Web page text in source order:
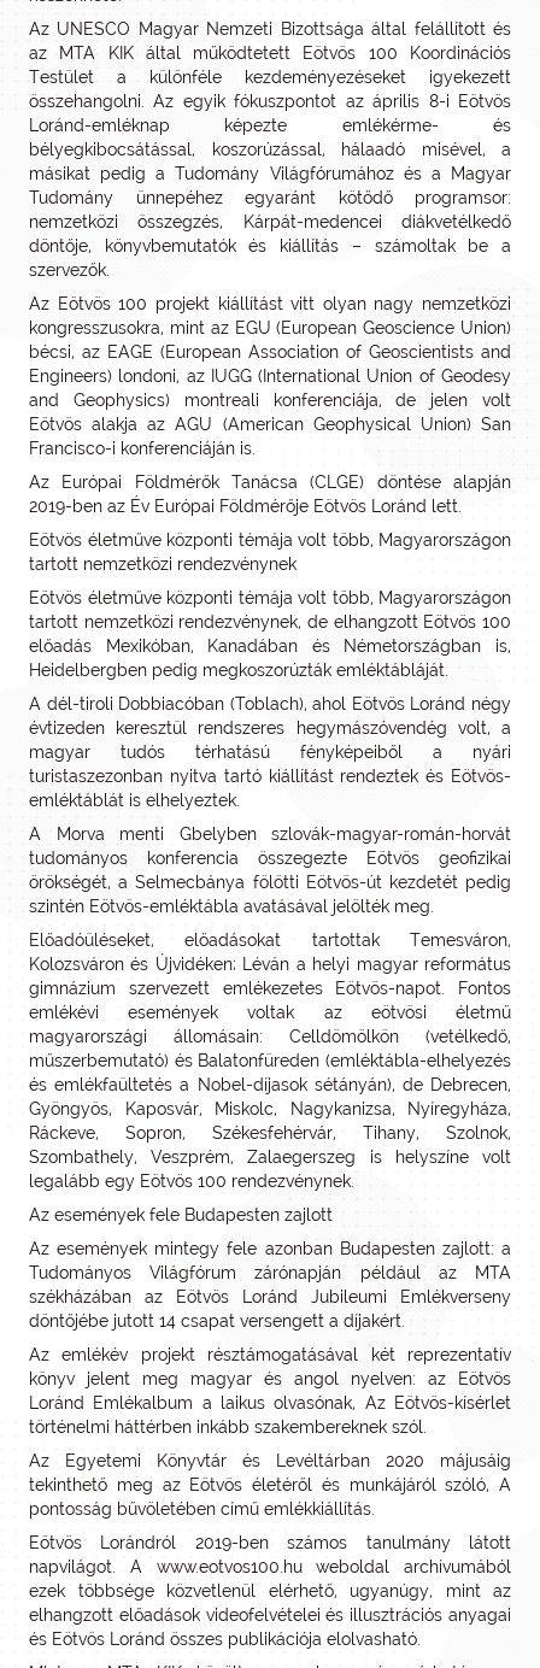
Az UNESCO Magyar Nemzeti Bizottsága által felállított és
az MTA KIK által működtetett Eötvös 100 Koordinációs
Testület a különféle kezdeményezéseket igyekezett
összehangolni. Az egyik fókuszpontot az április 8-i Eötvös
Loránd-emléknap képezte emlékérme- és
bélyegkibocsátással, koszorúzással, hálaadó misével, a
másikat pedig a Tudomány Világfórumához és a Magyar
Tudomány ünnepéhez egyaránt kötődő programsor:
nemzetközi összegzés, Kárpát-medencei diákvetélkedő
döntője, könyvbemutatók és kiállítás – számoltak be a
szervezők.
Az Eötvös 100 projekt kiállítást vitt olyan nagy nemzetközi
kongresszusokra, mint az EGU (European Geoscience Union)
bécsi, az EAGE (European Association of Geoscientists and
Engineers) londoni, az IUGG (International Union of Geodesy
and Geophysics) montreali konferenciája, de jelen volt
Eötvös alakja az AGU (American Geophysical Union) San
Francisco-i konferenciáján is.
Az Európai Földmérők Tanácsa (CLGE) döntése alapján
2019-ben az Év Európai Földmérője Eötvös Loránd lett.
Eötvös életműve központi témája volt több, Magyarországon
tartott nemzetközi rendezvénynek
Eötvös életműve központi témája volt több, Magyarországon
tartott nemzetközi rendezvénynek, de elhangzott Eötvös 100
előadás Mexikóban, Kanadában és Németországban is,
Heidelbergben pedig megkoszorúzták emléktábláját.
A dél-tiroli Dobbiacóban (Toblach), ahol Eötvös Loránd négy
évtizeden keresztül rendszeres hegymászóvendég volt, a
magyar tudós térhatású fényképeiből a nyári
turistaszezonban nyitva tartó kiállítást rendeztek és Eötvös-
emléktáblát is elhelyeztek.
A Morva menti Gbelyben szlovák-magyar-román-horvát
tudományos konferencia összegezte Eötvös geofizikai
örökségét, a Selmecbánya fölötti Eötvös-út kezdetét pedig
szintén Eötvös-emléktábla avatásával jelölték meg.
Előadóüléseket, előadásokat tartottak Temesváron,
Kolozsváron és Újvidéken; Léván a helyi magyar református
gimnázium szervezett emlékezetes Eötvös-napot. Fontos
emlékévi események voltak az eötvösi életmű
magyarországi állomásain: Celldömölkön (vetélkedő,
műszerbemutató) és Balatonfüreden (emléktábla-elhelyezés
és emlékfaültetés a Nobel-díjasok sétányán), de Debrecen,
Gyöngyös, Kaposvár, Miskolc, Nagykanizsa, Nyíregyháza,
Ráckeve, Sopron, Székesfehérvár, Tihany, Szolnok,
Szombathely, Veszprém, Zalaegerszeg is helyszíne volt
legalább egy Eötvös 100 rendezvénynek.
Az események fele Budapesten zajlott
Az események mintegy fele azonban Budapesten zajlott: a
Tudományos Világfórum zárónapján például az MTA
székházában az Eötvös Loránd Jubileumi Emlékverseny
döntőjébe jutott 14 csapat versengett a díjakért.
Az emlékév projekt résztámogatásával két reprezentatív
könyv jelent meg magyar és angol nyelven: az Eötvös
Loránd Emlékalbum a laikus olvasónak, Az Eötvös-kísérlet
történelmi háttérben inkább szakembereknek szól.
Az Egyetemi Könyvtár és Levéltárban 2020 májusáig
tekinthető meg az Eötvös életéről és munkájáról szóló, A
pontosság bűvöletében című emlékkiállítás.
Eötvös Lorándról 2019-ben számos tanulmány látott
napvilágot. A www.eotvos100.hu weboldal archívumából
ezek többsége közvetlenül elérhető, ugyanúgy, mint az
elhangzott előadások videofelvételei és illusztrációs anyagai
és Eötvös Loránd összes publikációja elolvasható.